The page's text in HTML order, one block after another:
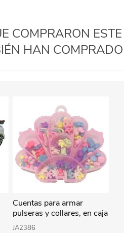
COMPRARON ESTE
HAN COMPRADO
Cuentas para armar
pulseras y collares, en caja
de plástico
JA2386